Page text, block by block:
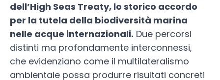
dell’High Seas Treaty, lo storico accordo
per la tutela della biodiversità marina
nelle acque internazionali. Due percorsi
distinti ma profondamente interconnessi,
che evidenziano come il multilateralismo
ambientale possa produrre risultati concreti